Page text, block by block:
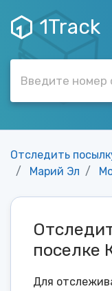
1Track
Отследить
Марий Эл
поселке
Для